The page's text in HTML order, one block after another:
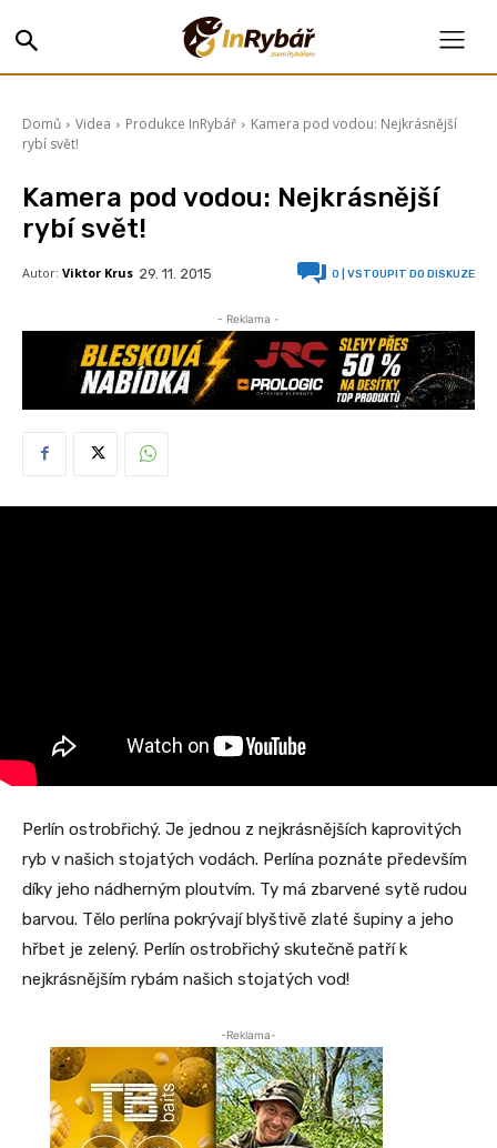
Domů Videa Produkce InRybář
Kamera pod vodou: Nejkrásnější
rybí svět!
Kamera pod vodou: Nejkrásnější
rybí svět!
Autor: Viktor Krus 29. 11. 2015 0 | VSTOUPIT DO DISKUZE
- Reklama -
Perlín ostrobřichý. Je jednou z nejkrásnějších kaprovitých
ryb v našich stojatých vodách. Perlína poznáte především
díky jeho nádherným ploutvím. Ty má zbarvené sytě rudou
barvou. Tělo perlína pokrývají blyštivě zlaté šupiny a jeho
hřbet je zelený. Perlín ostrobřichý skutečně patří k
nejkrásnějším rybám našich stojatých vod!
-Reklama-